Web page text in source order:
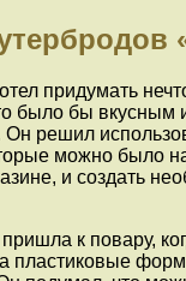
придумать
было бы вкусным
Он решил
можно было
и создать
к повару,
пластиковые